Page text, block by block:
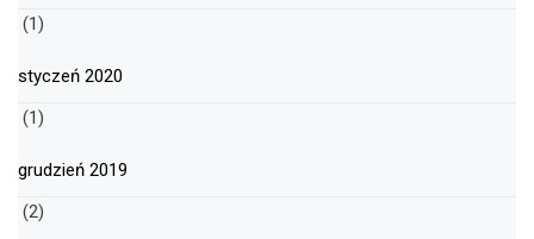
(1)
styczeń 2020
(1)
grudzień 2019
(2)